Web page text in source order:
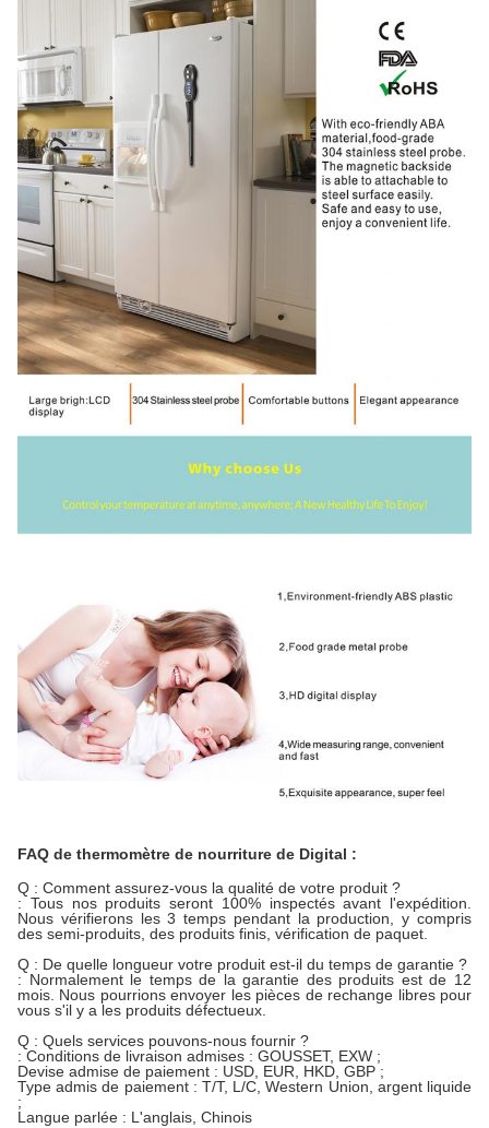
FAQ de thermomètre de nourriture de Digital :
Q : Comment assurez-vous la qualité de votre produit ?
: Tous nos produits seront 100% inspectés avant l'expédition.
Nous vérifierons les 3 temps pendant la production, y compris
des semi-produits, des produits finis, vérification de paquet.
Q : De quelle longueur votre produit est-il du temps de garantie ?
: Normalement le temps de la garantie des produits est de 12
mois. Nous pourrions envoyer les pièces de rechange libres pour
vous s'il y a les produits défectueux.
Q : Quels services pouvons-nous fournir ?
: Conditions de livraison admises : GOUSSET, EXW ;
Devise admise de paiement : USD, EUR, HKD, GBP ;
Type admis de paiement : T/T, L/C, Western Union, argent liquide
;
Langue parlée : L'anglais, Chinois